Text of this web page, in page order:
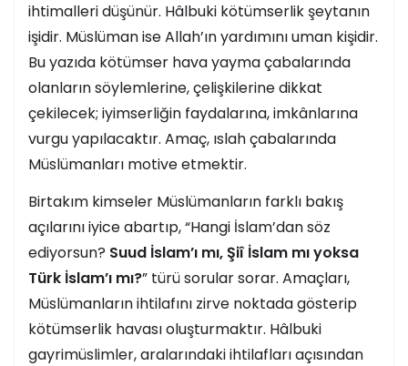
ihtimalleri düşünür. Hâlbuki kötümserlik şeytanın
işidir. Müslüman ise Allah’ın yardımını uman kişidir.
Bu yazıda kötümser hava yayma çabalarında
olanların söylemlerine, çelişkilerine dikkat
çekilecek; iyimserliğin faydalarına, imkânlarına
vurgu yapılacaktır. Amaç, ıslah çabalarında
Müslümanları motive etmektir.
Birtakım kimseler Müslümanların farklı bakış
açılarını iyice abartıp, “Hangi İslam’dan söz
ediyorsun? Suud İslam’ı mı, Şiî İslam mı yoksa
Türk İslam’ı mı?” türü sorular sorar. Amaçları,
Müslümanların ihtilafını zirve noktada gösterip
kötümserlik havası oluşturmaktır. Hâlbuki
gayrimüslimler, aralarındaki ihtilafları açısından